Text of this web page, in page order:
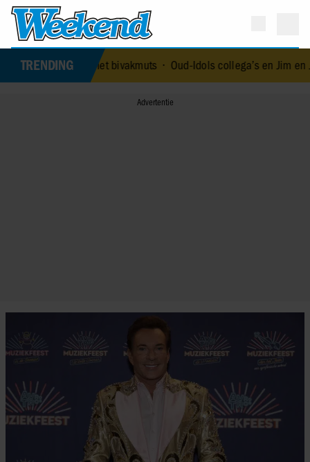
TRENDING
met bivakmuts Oud-Idols collega’s en Jim en Jamai staan